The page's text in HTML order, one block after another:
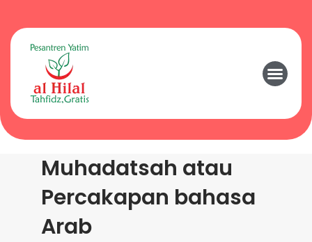
Muhadatsah atau
Percakapan bahasa
Arab